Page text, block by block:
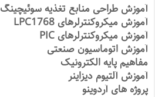
آموزش طراحی منابع تغذیه سوئیچینگ
آموزش میکروکنترلرهای LPC1768
آموزش میکروکنترلرهای PIC
آموزش اتوماسیون صنعتی
مفاهیم پایه الکترونیک
آموزش آلتیوم دیزاینر
پروژه های آردوینو